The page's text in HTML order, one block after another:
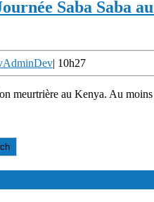
Saba Saba
AdminDev| 10h27
meurtrière au Kenya. Au